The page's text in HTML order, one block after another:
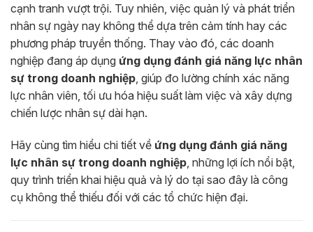
cạnh tranh vượt trội. Tuy nhiên, việc quản lý và phát triển
nhân sự ngày nay không thể dựa trên cảm tính hay các
phương pháp truyền thống. Thay vào đó, các doanh
nghiệp đang áp dụng ứng dụng đánh giá năng lực nhân
sự trong doanh nghiệp , giúp đo lường chính xác năng
lực nhân viên, tối ưu hóa hiệu suất làm việc và xây dựng
chiến lược nhân sự dài hạn.
Hãy cùng tìm hiểu chi tiết về ứng dụng đánh giá năng
lực nhân sự trong doanh nghiệp , những lợi ích nổi bật,
quy trình triển khai hiệu quả và lý do tại sao đây là công
cụ không thể thiếu đối với các tổ chức hiện đại.